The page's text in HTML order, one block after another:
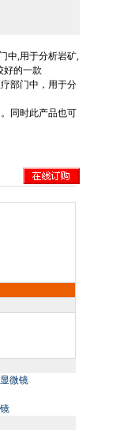
中,用于分析岩矿,
好的一款
部门中，用于分
同时此产品也可
微镜